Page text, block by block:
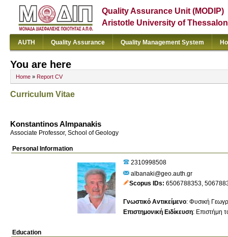
Quality Assurance Unit (MODIP)
Aristotle University of
AUTH Quality Assurance Quality Management System
You are here
Home » Report CV
Curriculum Vitae
Konstantinos Almpanakis
Associate Professor, School of Geology
Personal Information
2310998508
albanaki@geo.auth.gr
Scopus IDs 6506788353,
Γνωστικό Αντικείμενο: Φυσική
Επιστημονική Ειδίκευση: Επιστήμη
Education